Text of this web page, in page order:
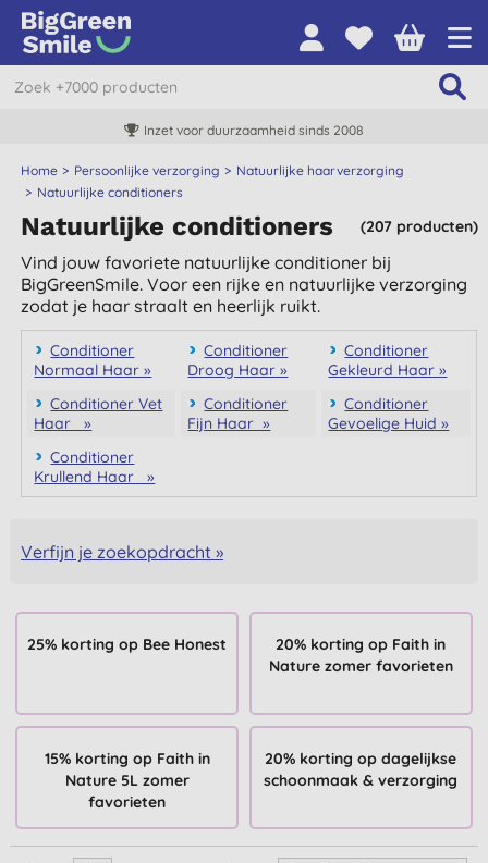
Inzet voor duurzaamheid sinds 2008
Home Persoonlijke verzorging
Natuurlijke haarverzorging
Natuurlijke conditioners
(207 producten)
Natuurlijke conditioners
Vind jouw favoriete natuurlijke conditioner bij
BigGreenSmile. Voor een rijke en natuurlijke verzorging
zodat je haar straalt en heerlijk ruikt.
Conditioner
Normaal Haar »
Conditioner
Droog Haar »
Conditioner
Gekleurd Haar »
Conditioner Vet
Haar »
Conditioner
Fijn Haar »
Conditioner
Gevoelige Huid »
Conditioner
Krullend Haar »
Verfijn je zoekopdracht »
25% korting op Bee Honest
20% korting op Faith in
Nature zomer favorieten
15% korting op Faith in
Nature 5L zomer
favorieten
20% korting op dagelijkse
schoonmaak & verzorging